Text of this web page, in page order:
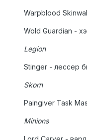
Warpblood
Wold Guardian -
Legion
Stinger - лессер
Skorn
Paingiver Task
Minions